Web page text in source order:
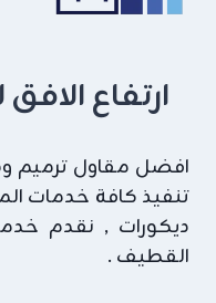
ارتفاع
افضل مقاول ترميم
تنفيذ كافة خدمات
ديكورات , نقدم
القطيف .